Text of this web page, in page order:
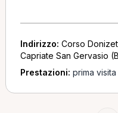
Indirizzo: Corso
Capriate San Gervasio
Prestazioni: prima